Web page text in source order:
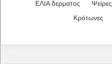
ΕΛΙΑ δερματος
Ψείρες
Κρότωνες